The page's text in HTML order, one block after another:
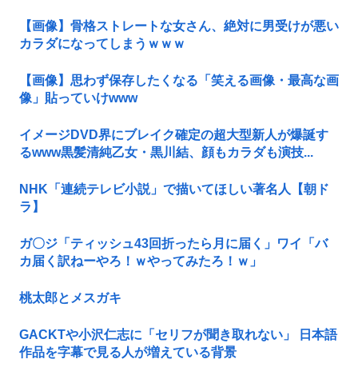
【画像】骨格ストレートな女さん、絶対に男受けが悪い
カラダになってしまうｗｗｗ
【画像】思わず保存したくなる「笑える画像・最高な画
像」貼っていけwww
イメージDVD界にブレイク確定の超大型新人が爆誕す
るwww黒髪清純乙女・黒川結、顔もカラダも演技...
NHK「連続テレビ小説」で描いてほしい著名人【朝ド
ラ】
ガ〇ジ「ティッシュ43回折ったら月に届く」ワイ「バ
カ届く訳ねーやろ！ｗやってみたろ！ｗ」
桃太郎とメスガキ
GACKTや小沢仁志に「セリフが聞き取れない」 日本語
作品を字幕で見る人が増えている背景